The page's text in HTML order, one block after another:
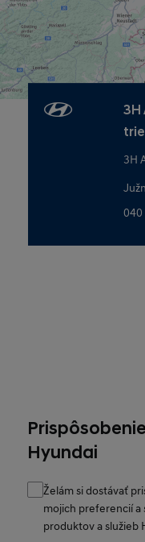
3H
3H
040
Hyundai
Želám si dostávať
mojich preferencií a
produktov a služieb